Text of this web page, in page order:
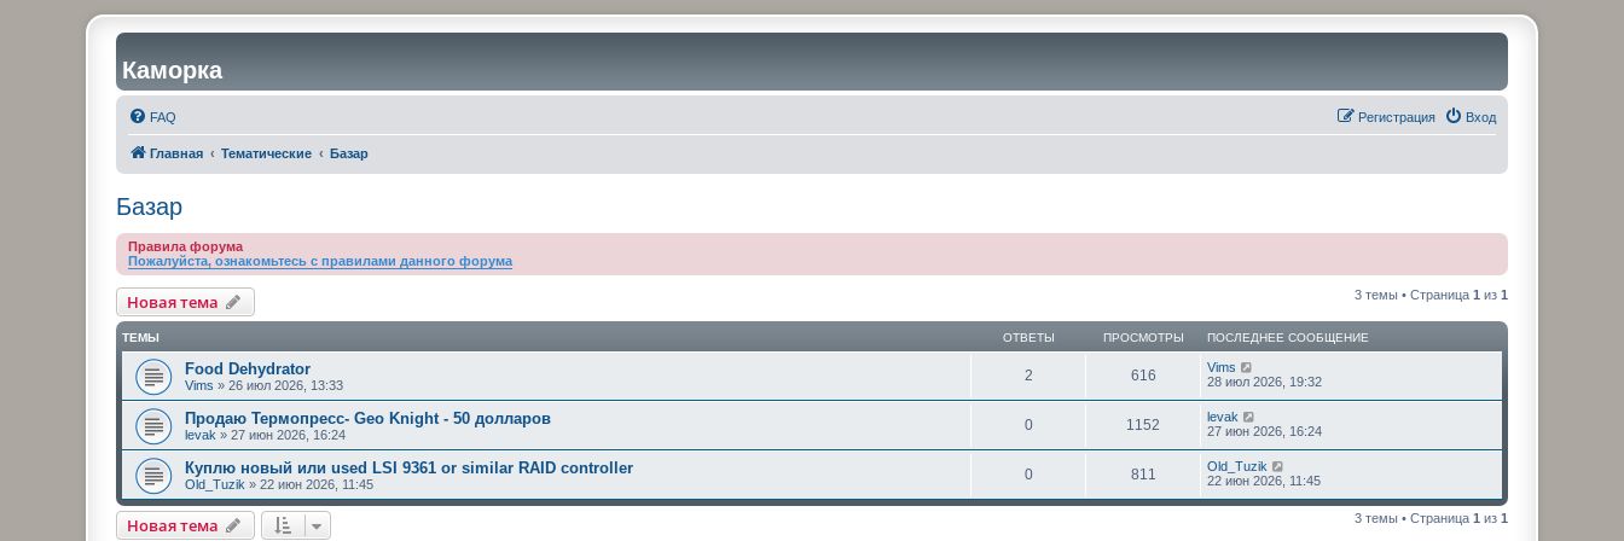
Каморка
FAQ Вход
Регистрация
Главная Тематические Базар
Базар
Правила форума
Пожалуйста, ознакомьтесь с правилами данного форума
Новая тема 3 темы • Страница 1 из 1
ТЕМЫ ОТВЕТЫ ПРОСМОТРЫ ПОСЛЕДНЕЕ СООБЩЕНИЕ
Food Dehydrator
Vims » 26 июл 2026, 13:33
2 616
Vims
28 июл 2026, 19:32
Продаю Термопресс- Geo Knight - 50 долларов
levak » 27 июн 2026, 16:24
0 1152
levak
27 июн 2026, 16:24
Куплю новый или used LSI 9361 or similar RAID controller
Old_Tuzik » 22 июн 2026, 11:45
0 811
Old_Tuzik
22 июн 2026, 11:45
Новая тема 3 темы • Страница 1 из 1